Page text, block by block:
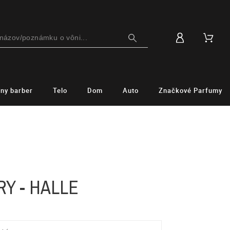
barber Telo Dom Auto Značkové Parfumy
- HALLE